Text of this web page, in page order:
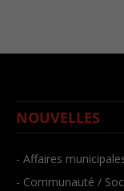
NOUVELLES
- Affaires
- Communauté /